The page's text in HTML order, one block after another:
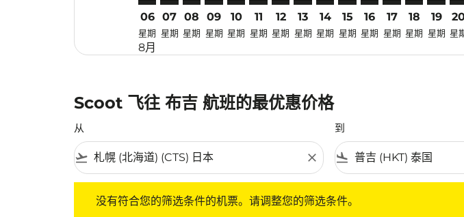
06
星期
8月
07
星期
08
星期
09
星期
10
星期
11
星期
12
星期
13
星期
14
星期
15
星期
16
星期
17
星期
18
星期
19
星期 星
Scoot 飞往 布吉 航班的最优惠价格
从
flight_takeoff close
到
flight_land
没有符合您的筛选条件的机票。请调整您的筛选条件。